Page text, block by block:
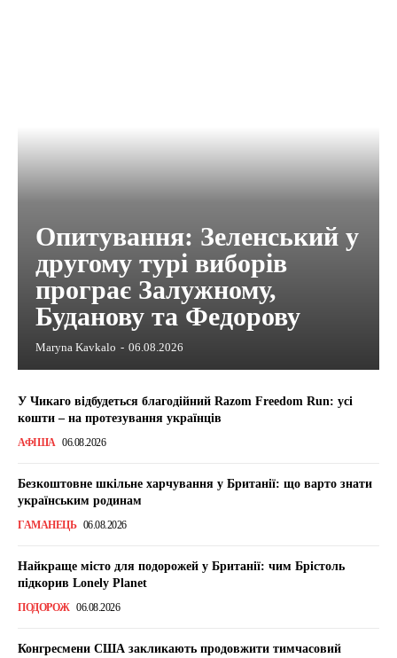
Опитування: Зеленський у
другому турі виборів
програє Залужному,
Буданову та Федорову
Maryna Kavkalo - 06.08.2026
У Чикаго відбудеться благодійний Razom Freedom Run: усі
кошти – на протезування українців
АФІША 06.08.2026
Безкоштовне шкільне харчування у Британії: що варто знати
українським родинам
ГАМАНЕЦЬ 06.08.2026
Найкраще місто для подорожей у Британії: чим Брістоль
підкорив Lonely Planet
ПОДОРОЖ 06.08.2026
Конгресмени США закликають продовжити тимчасовий